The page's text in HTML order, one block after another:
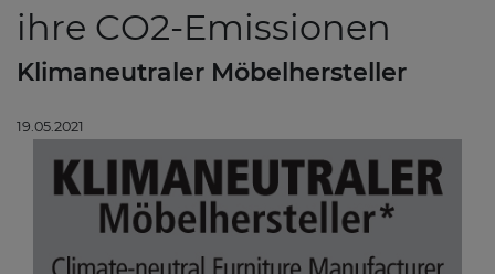
ihre CO2-Emissionen
Klimaneutraler Möbelhersteller
19.05.2021